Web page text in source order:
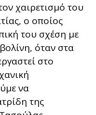
χαιρετισμό του
ο οποίος
του σχέση με
όταν στα
στο
να
της